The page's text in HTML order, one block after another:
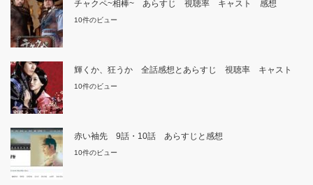
チャクペ~相棒~ あらすじ 視聴率 キャスト 感想
10件のビュー
輝くか、狂うか 全話感想とあらすじ 視聴率 キャスト
10件のビュー
赤い袖先 9話・10話 あらすじと感想
10件のビュー